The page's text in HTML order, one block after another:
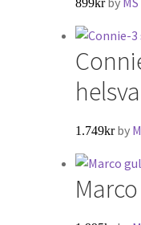
1.749kr by